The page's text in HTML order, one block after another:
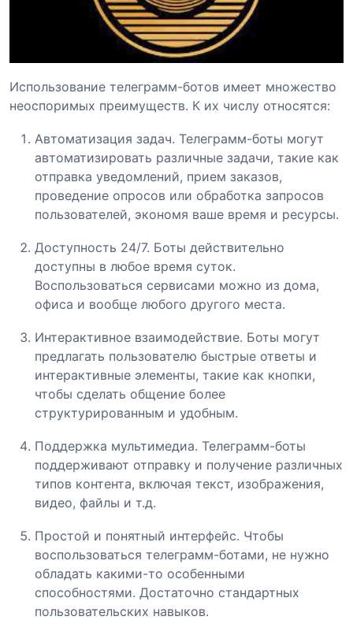
Использование телеграмм-ботов имеет множество
неоспоримых преимуществ. К их числу относятся:
Автоматизация задач. Телеграмм-боты могут
автоматизировать различные задачи, такие как
отправка уведомлений, прием заказов,
проведение опросов или обработка запросов
пользователей, экономя ваше время и ресурсы.
Доступность 24/7. Боты действительно
доступны в любое время суток.
Воспользоваться сервисами можно из дома,
офиса и вообще любого другого места.
Интерактивное взаимодействие. Боты могут
предлагать пользователю быстрые ответы и
интерактивные элементы, такие как кнопки,
чтобы сделать общение более
структурированным и удобным.
Поддержка мультимедиа. Телеграмм-боты
поддерживают отправку и получение различных
типов контента, включая текст, изображения,
видео, файлы и т.д.
Простой и понятный интерфейс. Чтобы
воспользоваться телеграмм-ботами, не нужно
обладать какими-то особенными
способностями. Достаточно стандартных
пользовательских навыков.